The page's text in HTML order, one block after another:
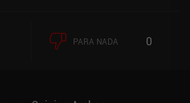
PARA NADA 0